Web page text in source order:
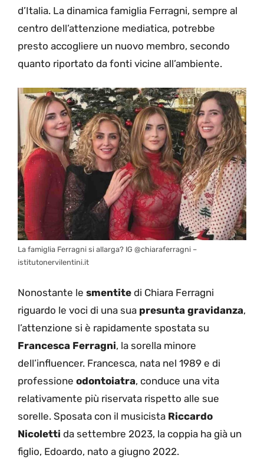
d’Italia. La dinamica famiglia Ferragni, sempre al
centro dell’attenzione mediatica, potrebbe
presto accogliere un nuovo membro, secondo
quanto riportato da fonti vicine all’ambiente.
La famiglia Ferragni si allarga? IG @chiaraferragni –
istitutonervilentini.it
Nonostante le smentite di Chiara Ferragni
riguardo le voci di una sua presunta gravidanza,
l’attenzione si è rapidamente spostata su
Francesca Ferragni, la sorella minore
dell’influencer. Francesca, nata nel 1989 e di
professione odontoiatra, conduce una vita
relativamente più riservata rispetto alle sue
sorelle. Sposata con il musicista Riccardo
Nicoletti da settembre 2023, la coppia ha già un
figlio, Edoardo, nato a giugno 2022.